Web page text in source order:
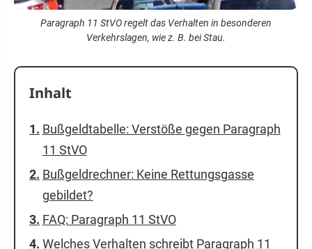
Paragraph 11 StVO regelt das Verhalten in besonderen
Verkehrslagen, wie z. B. bei Stau.
Inhalt
Bußgeldtabelle: Verstöße gegen Paragraph
11 StVO
Bußgeldrechner: Keine Rettungsgasse
gebildet?
FAQ: Paragraph 11 StVO
Welches Verhalten schreibt Paragraph 11